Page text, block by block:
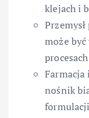
klejach i
może
nośnik